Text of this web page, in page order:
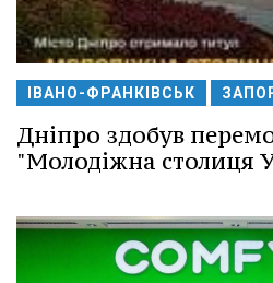
ІВАНО-ФРАНКІВСЬК
Дніпро здобув
"Молодіжна столиця